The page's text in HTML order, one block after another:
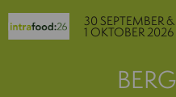
30 SEPTEMBER &
1 OKTOBER 2026